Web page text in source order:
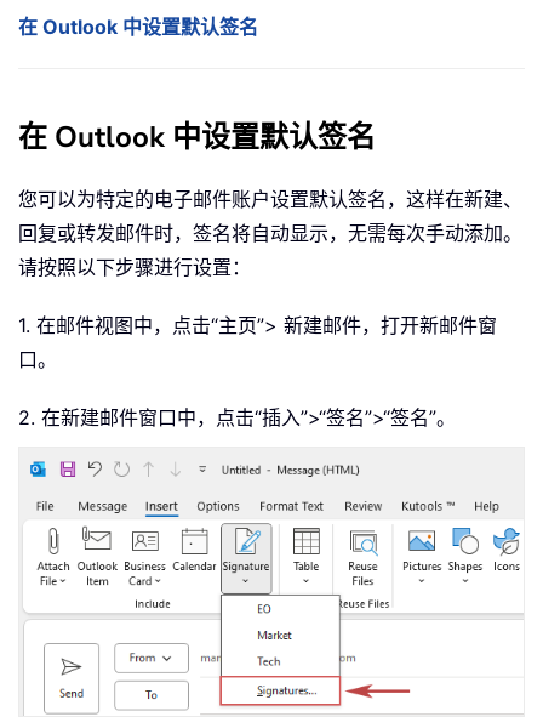
在 Outlook 中设置默认签名
在 Outlook 中设置默认签名
您可以为特定的电子邮件账户设置默认签名，这样在新建、
回复或转发邮件时，签名将自动显示，无需每次手动添加。
请按照以下步骤进行设置：
1. 在邮件视图中，点击“主页”> 新建邮件，打开新邮件窗
口。
2. 在新建邮件窗口中，点击“插入”>“签名”>“签名”。